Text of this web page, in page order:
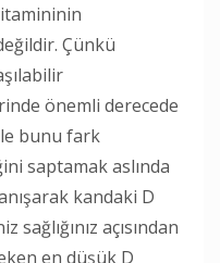
Çünkü
önemli derecede
bunu fark
saptamak aslında
kandaki D
açısından
en düşük D